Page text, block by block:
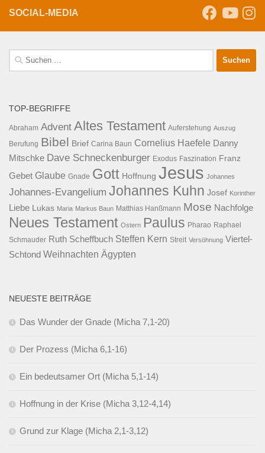
SOCIAL-MEDIA
Suche
nach:
TOP-BEGRIFFE
Abraham Advent Altes Testament Auferstehung Auszug
Berufung Bibel Brief Carina Baun Cornelius Haefele Danny
Mitschke Dave Schneckenburger Exodus Faszination Franz
Gebet Glaube Gnade Gott Hoffnung Jesus Johannes
Johannes-Evangelium Johannes Kuhn Josef Korinther
Liebe Lukas Maria Markus Baun Matthias Hanßmann Mose Nachfolge
Neues Testament Ostern Paulus Pharao Raphael
Schmauder Ruth Scheffbuch Steffen Kern Streit Versöhnung Viertel-
Schtond Weihnachten Ägypten
NEUESTE BEITRÄGE
Das Wunder der Gnade (Micha 7,1-20)
Der Prozess (Micha 6,1-16)
Ein bedeutsamer Ort (Micha 5,1-14)
Hoffnung in der Krise (Micha 3,12-4,14)
Grund zur Klage (Micha 2,1-3,12)